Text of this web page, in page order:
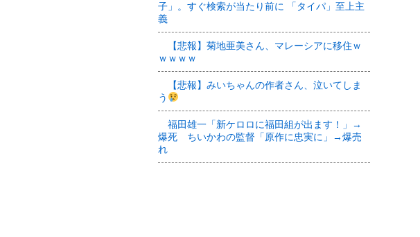
子」。すぐ検索が当たり前に 「タイパ」至上主
義
【悲報】菊地亜美さん、マレーシアに移住ｗ
ｗｗｗｗ
【悲報】みいちゃんの作者さん、泣いてしま
う
福田雄一「新ケロロに福田組が出ます！」→
爆死 ちいかわの監督「原作に忠実に」→爆売
れ